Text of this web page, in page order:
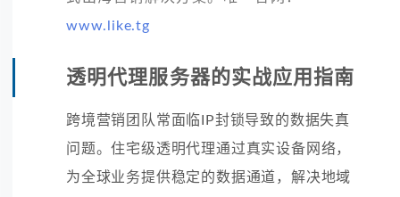
www.like.tg
透明代理服务器的实战应用指南
跨境营销团队常面临IP封锁导致的数据失真
问题。住宅级透明代理通过真实设备网络，
为全球业务提供稳定的数据通道，解决地域